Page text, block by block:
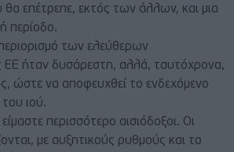
θα επέτρεπε, εκτός των άλλων, και μια
περίοδο.
των ελεύθερων
ΕΕ ήταν δυσάρεστη, αλλά, ταυτόχρονα,
ώστε να αποφευχθεί το ενδεχόμενο
ιού.
περισσότερο αισιόδοξοι. Οι
με αυξητικούς ρυθμούς και το